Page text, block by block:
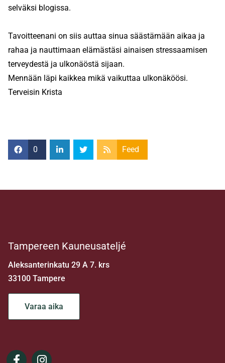
selväksi blogissa.
Tavoitteenani on siis auttaa sinua säästämään aikaa ja
rahaa ja nauttimaan elämästäsi ainaisen stressaamisen
terveydestä ja ulkonäöstä sijaan.
Mennään läpi kaikkea mikä vaikuttaa ulkonäköösi.
Terveisin Krista
0 Feed
Tampereen Kauneusateljé
Aleksanterinkatu 29 A 7. krs
33100 Tampere
Varaa aika